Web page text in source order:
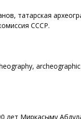
татарская
СССР.
лет Миркасыму